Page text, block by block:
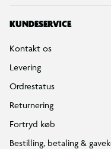
KUNDESERVICE
Kontakt os
Levering
Ordrestatus
Returnering
Fortryd køb
Bestilling, betaling &